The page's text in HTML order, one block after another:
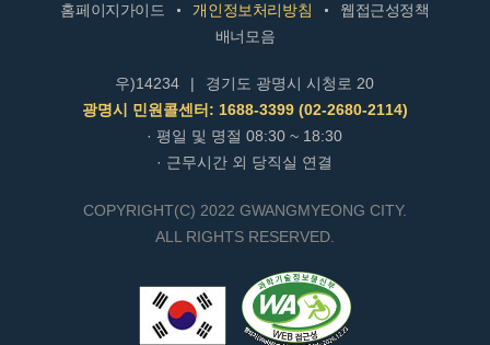
홈페이지가이드 개인정보처리방침
웹접근성정책
배너모음
우)14234 |
경기도 광명시 시청로 20
광명시 민원콜센터: 1688-3399 (02-2680-2114)
· 평일 및 명절 08:30 ~ 18:30
· 근무시간 외 당직실 연결
COPYRIGHT(C) 2022 GWANGMYEONG CITY.
ALL RIGHTS RESERVED.